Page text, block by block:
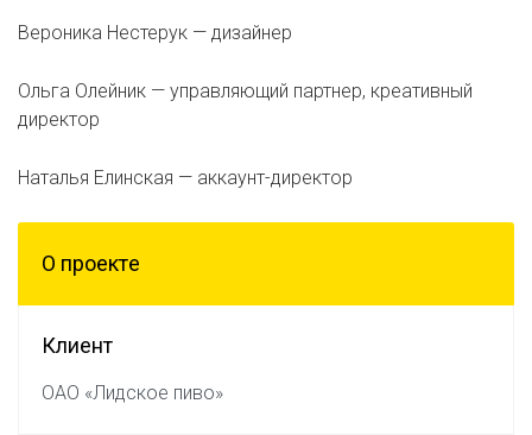
Вероника Нестерук — дизайнер
Ольга Олейник — управляющий партнер, креативный
директор
Наталья Елинская — аккаунт-директор
О проектe
Клиент
ОАО «Лидское пиво»